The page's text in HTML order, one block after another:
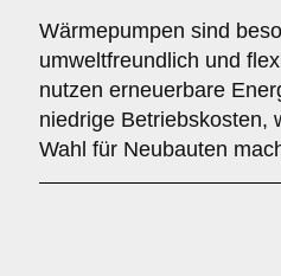
Wärmepumpen sind
umweltfreundlich und
nutzen erneuerbare
niedrige Betriebskosten,
Wahl für Neubauten